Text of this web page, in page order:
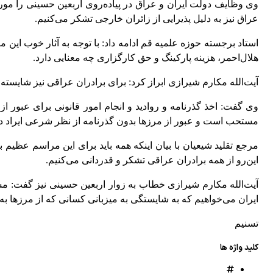
وی وظایف دولت ایران و عراق در پیاده‌روی اربعین حسینی را
عراق نیز به دلیل پذیرایی از زائران خارجی تشکر می‌کنیم.
استاد برجسته حوزه علمیه قم ادامه داد: با توجه به آثار خوب
هلال‌احمر، هزینه پارکینگ و حق کارگزاری چه معنایی دارد.
آیت‌الله مکارم شیرازی ابراز کرد: برای برادران عراقی نیز
وی گفت: اخذ گذرنامه و روادید و انجام امور قانونی برای
مستحب است و عبور از مرزها بدون گذرنامه از نظر شرعی ایراد
مرجع تقلید شیعیان با بیان اینکه همه باید برای این مراسم
این‌رو از همه برادران عراقی تشکر و قدردانی می‌کنیم.
آیت‌الله مکارم شیرازی خطاب به زوار اربعین حسینی نیز گفت:
ایران می‌خواهیم که به شایستگی به میزبانی کسانی که از مرزها
تسنیم
کلید واژه ها